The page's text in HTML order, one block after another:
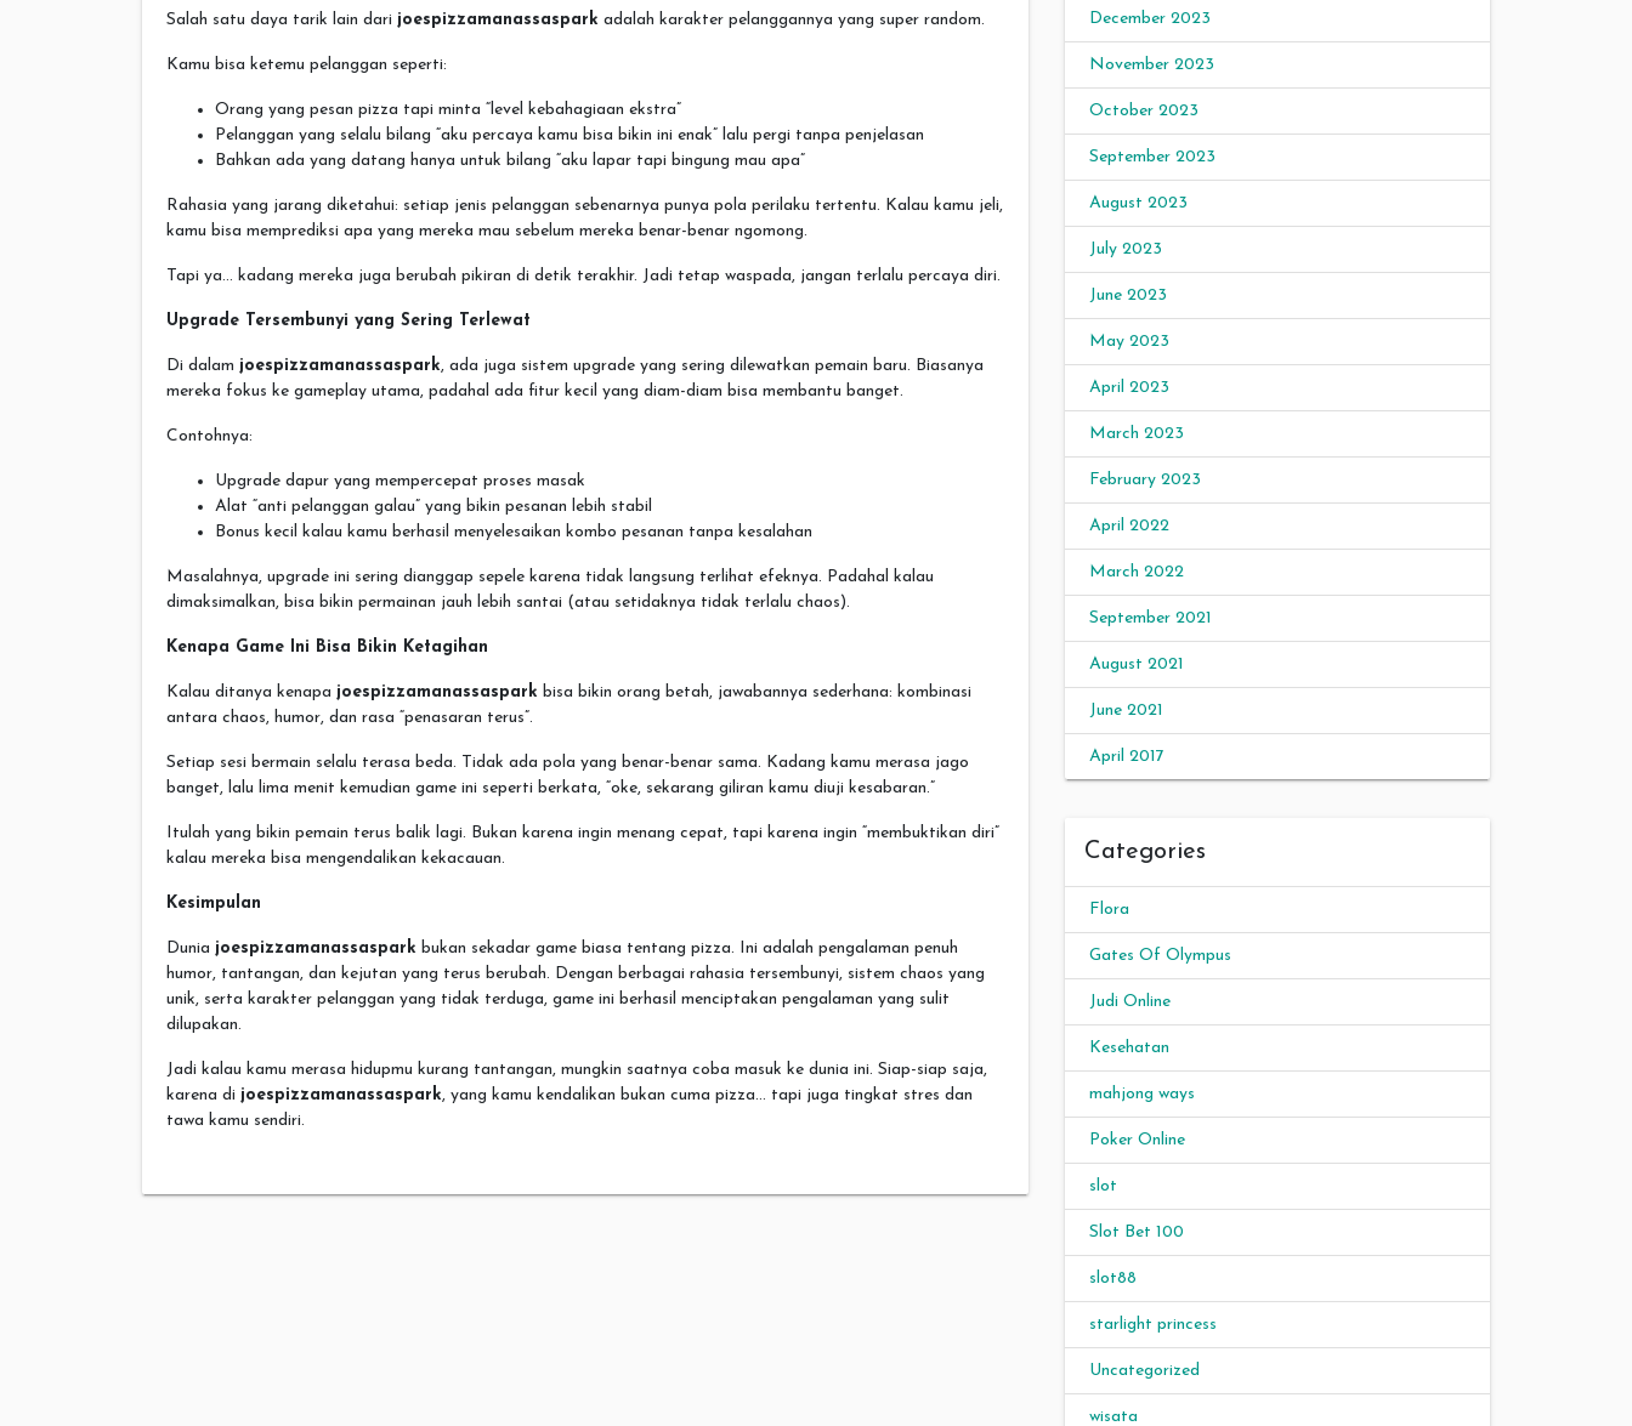
Salah satu daya tarik lain dari joespizzamanassaspark adalah karakter pelanggannya yang super random.
Kamu bisa ketemu pelanggan seperti:
Orang yang pesan pizza tapi minta “level kebahagiaan ekstra”
Pelanggan yang selalu bilang “aku percaya kamu bisa bikin ini enak” lalu pergi tanpa penjelasan
Bahkan ada yang datang hanya untuk bilang “aku lapar tapi bingung mau apa”
Rahasia yang jarang diketahui: setiap jenis pelanggan sebenarnya punya pola perilaku tertentu. Kalau kamu jeli,
kamu bisa memprediksi apa yang mereka mau sebelum mereka benar-benar ngomong.
Tapi ya… kadang mereka juga berubah pikiran di detik terakhir. Jadi tetap waspada, jangan terlalu percaya diri.
Upgrade Tersembunyi yang Sering Terlewat
Di dalam joespizzamanassaspark, ada juga sistem upgrade yang sering dilewatkan pemain baru. Biasanya
mereka fokus ke gameplay utama, padahal ada fitur kecil yang diam-diam bisa membantu banget.
Contohnya:
Upgrade dapur yang mempercepat proses masak
Alat “anti pelanggan galau” yang bikin pesanan lebih stabil
Bonus kecil kalau kamu berhasil menyelesaikan kombo pesanan tanpa kesalahan
Masalahnya, upgrade ini sering dianggap sepele karena tidak langsung terlihat efeknya. Padahal kalau
dimaksimalkan, bisa bikin permainan jauh lebih santai (atau setidaknya tidak terlalu chaos).
Kenapa Game Ini Bisa Bikin Ketagihan
Kalau ditanya kenapa joespizzamanassaspark bisa bikin orang betah, jawabannya sederhana: kombinasi
antara chaos, humor, dan rasa “penasaran terus”.
Setiap sesi bermain selalu terasa beda. Tidak ada pola yang benar-benar sama. Kadang kamu merasa jago
banget, lalu lima menit kemudian game ini seperti berkata, “oke, sekarang giliran kamu diuji kesabaran.”
Itulah yang bikin pemain terus balik lagi. Bukan karena ingin menang cepat, tapi karena ingin “membuktikan diri”
kalau mereka bisa mengendalikan kekacauan.
Kesimpulan
Dunia joespizzamanassaspark bukan sekadar game biasa tentang pizza. Ini adalah pengalaman penuh
humor, tantangan, dan kejutan yang terus berubah. Dengan berbagai rahasia tersembunyi, sistem chaos yang
unik, serta karakter pelanggan yang tidak terduga, game ini berhasil menciptakan pengalaman yang sulit
dilupakan.
Jadi kalau kamu merasa hidupmu kurang tantangan, mungkin saatnya coba masuk ke dunia ini. Siap-siap saja,
karena di joespizzamanassaspark, yang kamu kendalikan bukan cuma pizza… tapi juga tingkat stres dan
tawa kamu sendiri.
December 2023
November 2023
October 2023
September 2023
August 2023
July 2023
June 2023
May 2023
April 2023
March 2023
February 2023
April 2022
March 2022
September 2021
August 2021
June 2021
April 2017
Categories
Flora
Gates Of Olympus
Judi Online
Kesehatan
mahjong ways
Poker Online
slot
Slot Bet 100
slot88
starlight princess
Uncategorized
wisata